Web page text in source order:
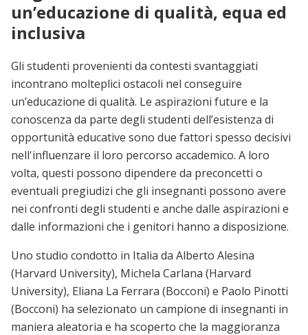
un’educazione di qualità, equa ed
inclusiva
Gli studenti provenienti da contesti svantaggiati
incontrano molteplici ostacoli nel conseguire
un’educazione di qualità. Le aspirazioni future e la
conoscenza da parte degli studenti dell’esistenza di
opportunità educative sono due fattori spesso decisivi
nell'influenzare il loro percorso accademico. A loro
volta, questi possono dipendere da preconcetti o
eventuali pregiudizi che gli insegnanti possono avere
nei confronti degli studenti e anche dalle aspirazioni e
dalle informazioni che i genitori hanno a disposizione.
Uno studio condotto in Italia da Alberto Alesina
(Harvard University), Michela Carlana (Harvard
University), Eliana La Ferrara (Bocconi) e Paolo Pinotti
(Bocconi) ha selezionato un campione di insegnanti in
maniera aleatoria e ha scoperto che la maggioranza